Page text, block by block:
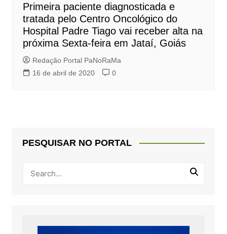
Primeira paciente diagnosticada e
tratada pelo Centro Oncológico do
Hospital Padre Tiago vai receber alta na
próxima Sexta-feira em Jataí, Goiás
Redação Portal PaNoRaMa
16 de abril de 2020
0
PESQUISAR NO PORTAL